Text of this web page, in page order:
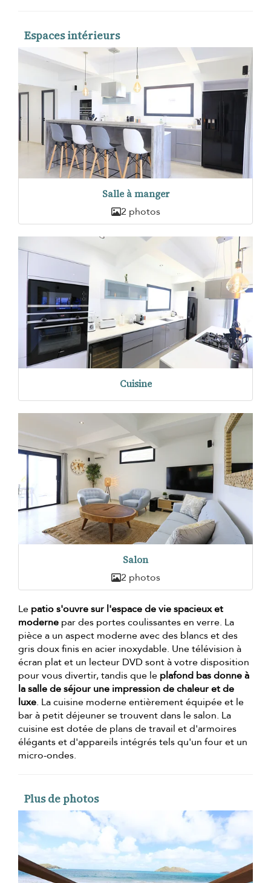
Espaces intérieurs
Salle à manger
2 photos
Cuisine
Salon
2 photos
Le patio s'ouvre sur l'espace de vie spacieux et
moderne par des portes coulissantes en verre. La
pièce a un aspect moderne avec des blancs et des
gris doux finis en acier inoxydable. Une télévision à
écran plat et un lecteur DVD sont à votre disposition
pour vous divertir, tandis que le plafond bas donne à
la salle de séjour une impression de chaleur et de
luxe. La cuisine moderne entièrement équipée et le
bar à petit déjeuner se trouvent dans le salon. La
cuisine est dotée de plans de travail et d'armoires
élégants et d'appareils intégrés tels qu'un four et un
micro-ondes.
Plus de photos